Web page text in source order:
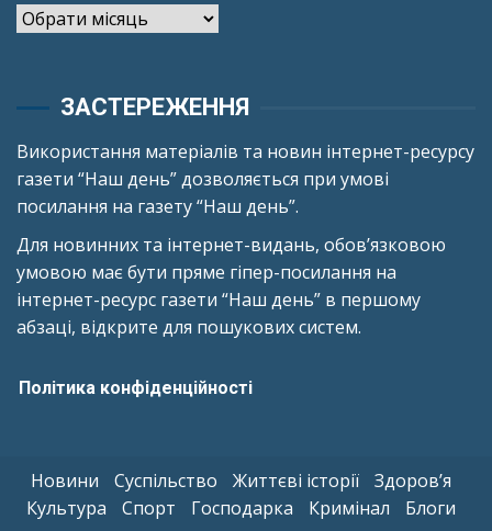
Архіви
ЗАСТЕРЕЖЕННЯ
Використання матеріалів та новин інтернет-ресурсу
газети “Наш день” дозволяється при умові
посилання на газету “Наш день”.
Для новинних та інтернет-видань, обов’язковою
умовою має бути пряме гіпер-посилання на
інтернет-ресурс газети “Наш день” в першому
абзаці, відкрите для пошукових систем.
Політика конфіденційності
Новини Суспільство Життєві історії
Здоров’я
Культура
Спорт Господарка Кримінал Блоги